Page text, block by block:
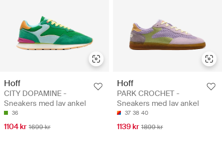
Hoff
CITY DOPAMINE -
Sneakers med lav ankel
36
1104 kr 1699 kr
Hoff
PARK CROCHET -
Sneakers med lav ankel
37 38 40
1139 kr 1899 kr